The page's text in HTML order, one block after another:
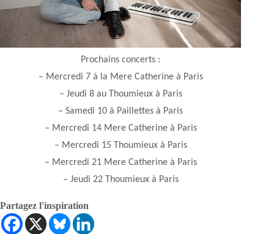
Prochains concerts :
– Mercredi 7 à la Mere Catherine à Paris
– Jeudi 8 au Thoumieux à Paris
– Samedi 10 à Paillettes à Paris
– Mercredi 14 Mere Catherine à Paris
– Mercredi 15 Thoumieux à Paris
– Mercredi 21 Mere Catherine à Paris
– Jeudi 22 Thoumieux à Paris
Partagez l'inspiration